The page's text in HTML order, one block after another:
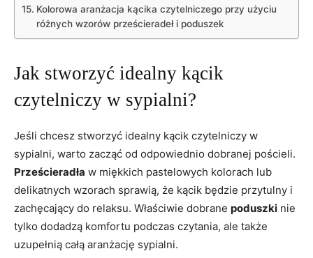
Kolorowa aranżacja kącika czytelniczego przy użyciu⁣
różnych wzorów prześcieradeł i poduszek
Jak stworzyć idealny kącik
czytelniczy ​w sypialni?
Jeśli chcesz stworzyć idealny kącik czytelniczy w
sypialni,⁣ warto zacząć od odpowiednio dobranej pościeli.
Prześcieradła w miękkich pastelowych kolorach lub
delikatnych wzorach sprawią, że⁤ kącik będzie przytulny i
⁣zachęcający do relaksu. Właściwie dobrane poduszki nie
tylko dodadzą ‌komfortu podczas czytania, ale także
uzupełnią całą aranżację sypialni.